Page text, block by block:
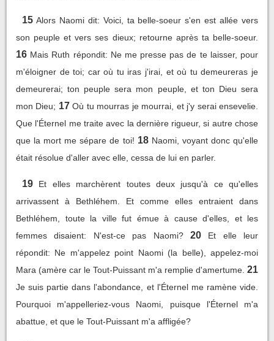
15 Alors Naomi dit: Voici, ta belle-soeur s'en est allée vers
son peuple et vers ses dieux; retourne après ta belle-soeur.
16 Mais Ruth répondit: Ne me presse pas de te laisser, pour
m'éloigner de toi; car où tu iras j'irai, et où tu demeureras je
demeurerai; ton peuple sera mon peuple, et ton Dieu sera
mon Dieu; 17 Où tu mourras je mourrai, et j'y serai ensevelie.
Que l'Éternel me traite avec la dernière rigueur, si autre chose
que la mort me sépare de toi! 18 Naomi, voyant donc qu'elle
était résolue d'aller avec elle, cessa de lui en parler.
19
Et elles marchèrent toutes deux jusqu'à ce qu'elles
arrivassent à Bethléhem. Et comme elles entraient dans
Bethléhem, toute la ville fut émue à cause d'elles, et les
femmes disaient: N'est-ce pas Naomi?
20
Et elle leur
répondit: Ne m'appelez point Naomi (la belle), appelez-moi
Mara (amère car le Tout-Puissant m'a remplie d'amertume. 21
Je suis partie dans l'abondance, et l'Éternel me ramène vide.
Pourquoi m'appelleriez-vous Naomi, puisque l'Éternel m'a
abattue, et que le Tout-Puissant m'a affligée?